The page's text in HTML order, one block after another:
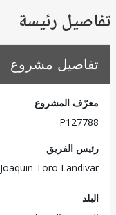
رئيسة
مشروع
المشروع
الفريق
Jose C. Joaquin Toro